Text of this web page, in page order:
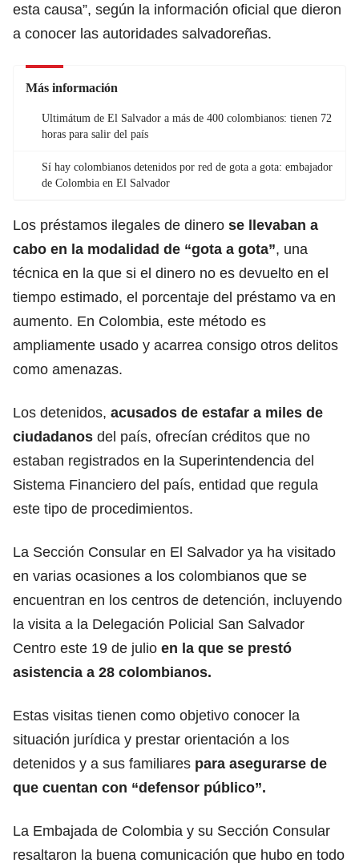
esta causa”, según la información oficial que dieron
a conocer las autoridades salvadoreñas.
Más información
Ultimátum de El Salvador a más de 400 colombianos: tienen 72
horas para salir del país
Sí hay colombianos detenidos por red de gota a gota: embajador
de Colombia en El Salvador
Los préstamos ilegales de dinero se llevaban a
cabo en la modalidad de “gota a gota”, una
técnica en la que si el dinero no es devuelto en el
tiempo estimado, el porcentaje del préstamo va en
aumento. En Colombia, este método es
ampliamente usado y acarrea consigo otros delitos
como amenazas.
Los detenidos, acusados de estafar a miles de
ciudadanos del país, ofrecían créditos que no
estaban registrados en la Superintendencia del
Sistema Financiero del país, entidad que regula
este tipo de procedimientos.
La Sección Consular en El Salvador ya ha visitado
en varias ocasiones a los colombianos que se
encuentran en los centros de detención, incluyendo
la visita a la Delegación Policial San Salvador
Centro este 19 de julio en la que se prestó
asistencia a 28 colombianos.
Estas visitas tienen como objetivo conocer la
situación jurídica y prestar orientación a los
detenidos y a sus familiares para asegurarse de
que cuentan con “defensor público”.
La Embajada de Colombia y su Sección Consular
resaltaron la buena comunicación que hubo en todo